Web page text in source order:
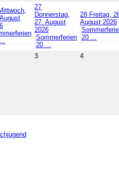
27
Donnerstag,
27. August
2026
Sommerferien
20 ...
28 Freitag,
August 2026
20 ...
3 4